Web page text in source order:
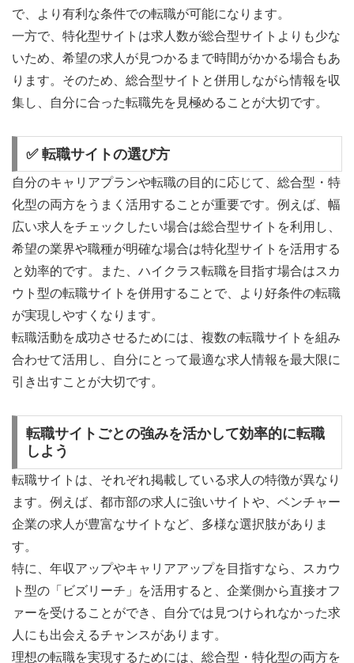
で、より有利な条件での転職が可能になります。
一方で、特化型サイトは求人数が総合型サイトよりも少な
いため、希望の求人が見つかるまで時間がかかる場合もあ
ります。そのため、総合型サイトと併用しながら情報を収
集し、自分に合った転職先を見極めることが大切です。
✅ 転職サイトの選び方
自分のキャリアプランや転職の目的に応じて、総合型・特
化型の両方をうまく活用することが重要です。例えば、幅
広い求人をチェックしたい場合は総合型サイトを利用し、
希望の業界や職種が明確な場合は特化型サイトを活用する
と効率的です。また、ハイクラス転職を目指す場合はスカ
ウト型の転職サイトを併用することで、より好条件の転職
が実現しやすくなります。
転職活動を成功させるためには、複数の転職サイトを組み
合わせて活用し、自分にとって最適な求人情報を最大限に
引き出すことが大切です。
転職サイトごとの強みを活かして効率的に転職
しよう
転職サイトは、それぞれ掲載している求人の特徴が異なり
ます。例えば、都市部の求人に強いサイトや、ベンチャー
企業の求人が豊富なサイトなど、多様な選択肢がありま
す。
特に、年収アップやキャリアアップを目指すなら、スカウ
ト型の「ビズリーチ」を活用すると、企業側から直接オフ
ァーを受けることができ、自分では見つけられなかった求
人にも出会えるチャンスがあります。
理想の転職を実現するためには、総合型・特化型の両方を